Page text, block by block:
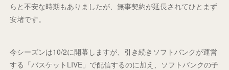
らと不安な時期もありましたが、無事契約が延長されてひとまず
安堵です。
今シーズンは10/2に開幕しますが、引き続きソフトバンクが運営
する「バスケットLIVE」で配信するのに加え、ソフトバンクの子